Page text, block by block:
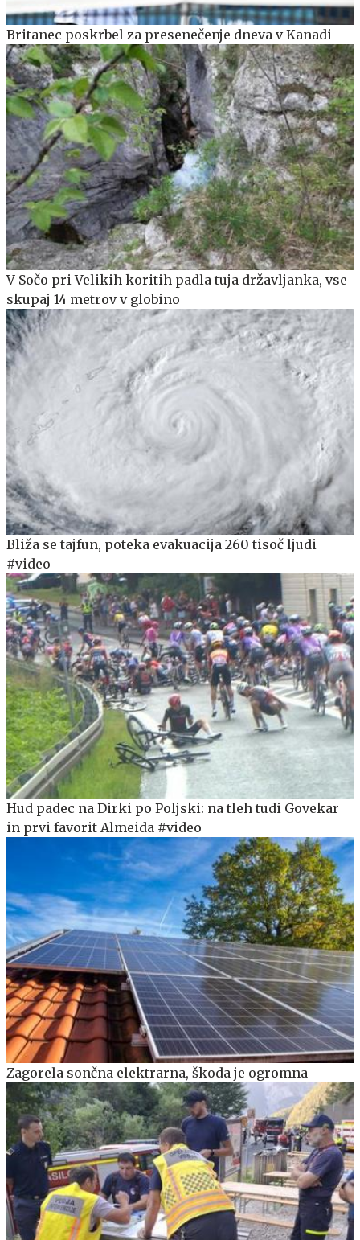
Britanec poskrbel za presenečenje dneva v Kanadi
V Sočo pri Velikih koritih padla tuja državljanka, vse
skupaj 14 metrov v globino
Bliža se tajfun, poteka evakuacija 260 tisoč ljudi
#video
Hud padec na Dirki po Poljski: na tleh tudi Govekar
in prvi favorit Almeida #video
Zagorela sončna elektrarna, škoda je ogromna